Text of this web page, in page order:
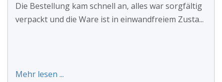
Die Bestellung kam schnell an, alles war sorgfältig
verpackt und die Ware ist in einwandfreiem Zusta...
Mehr lesen ...